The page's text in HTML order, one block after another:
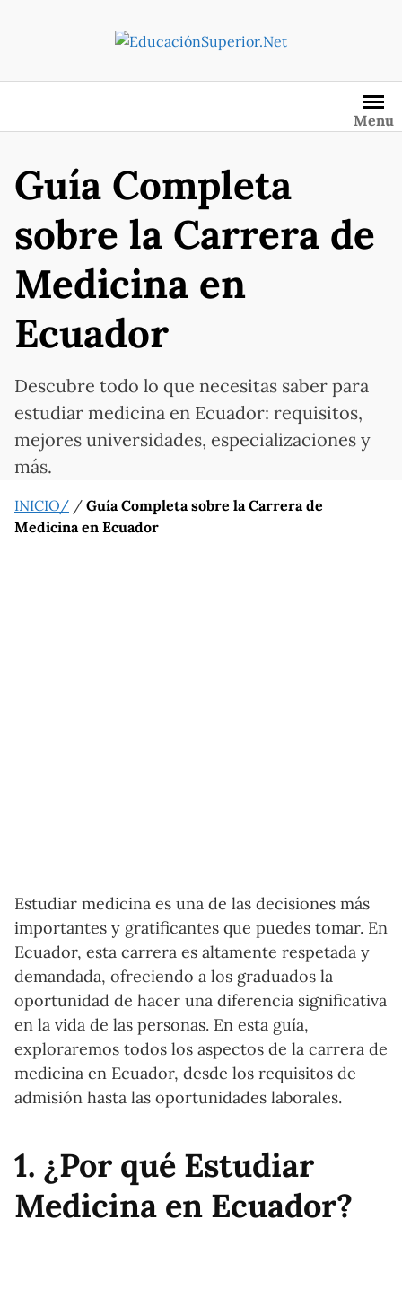
Menu
Guía Completa
sobre la Carrera de
Medicina en
Ecuador
Descubre todo lo que necesitas saber para
estudiar medicina en Ecuador: requisitos,
mejores universidades, especializaciones y
más.
INICIO/ / Guía Completa sobre la Carrera de
Medicina en Ecuador
Estudiar medicina es una de las decisiones más
importantes y gratificantes que puedes tomar. En
Ecuador, esta carrera es altamente respetada y
demandada, ofreciendo a los graduados la
oportunidad de hacer una diferencia significativa
en la vida de las personas. En esta guía,
exploraremos todos los aspectos de la carrera de
medicina en Ecuador, desde los requisitos de
admisión hasta las oportunidades laborales.
1. ¿Por qué Estudiar
Medicina en Ecuador?